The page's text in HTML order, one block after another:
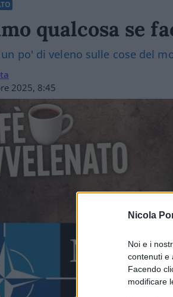
Nicola
Noi e i
contenuti e
Facendo
modificare
qualcosa se
po' di veleno sulle cose del
2025, 8:45